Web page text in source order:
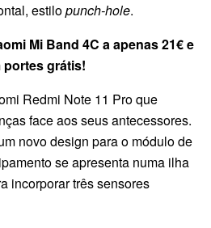
estilopunch-hole.
Mi Band 4C a apenas 21€ e
portes grátis!
Redmi Note 11 Pro que
face aos seus antecessores.
novo design para o módulo de
se apresenta numa ilha
incorporar três sensores